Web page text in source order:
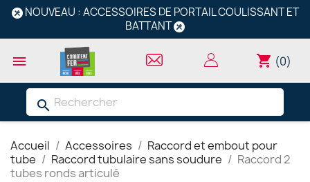
NOUVEAU : ACCESSOIRES DE PORTAIL COULISSANT ET
BATTANT
 shopping_cart (0)
search
Accueil Accessoires
Raccord et embout pour
tube
Raccord tubulaire sans soudure
Raccord 2
tubes ronds articulé